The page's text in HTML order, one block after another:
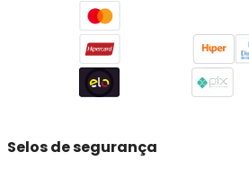
Selos de segurança